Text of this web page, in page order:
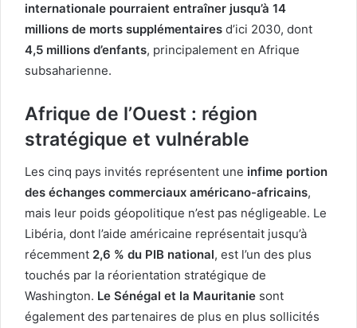
internationale pourraient entraîner jusqu’à 14
millions de morts supplémentaires d’ici 2030, dont
4,5 millions d’enfants, principalement en Afrique
subsaharienne.
Afrique de l’Ouest : région
stratégique et vulnérable
Les cinq pays invités représentent une infime portion
des échanges commerciaux américano-africains,
mais leur poids géopolitique n’est pas négligeable. Le
Libéria, dont l’aide américaine représentait jusqu’à
récemment 2,6 % du PIB national, est l’un des plus
touchés par la réorientation stratégique de
Washington. Le Sénégal et la Mauritanie sont
également des partenaires de plus en plus sollicités